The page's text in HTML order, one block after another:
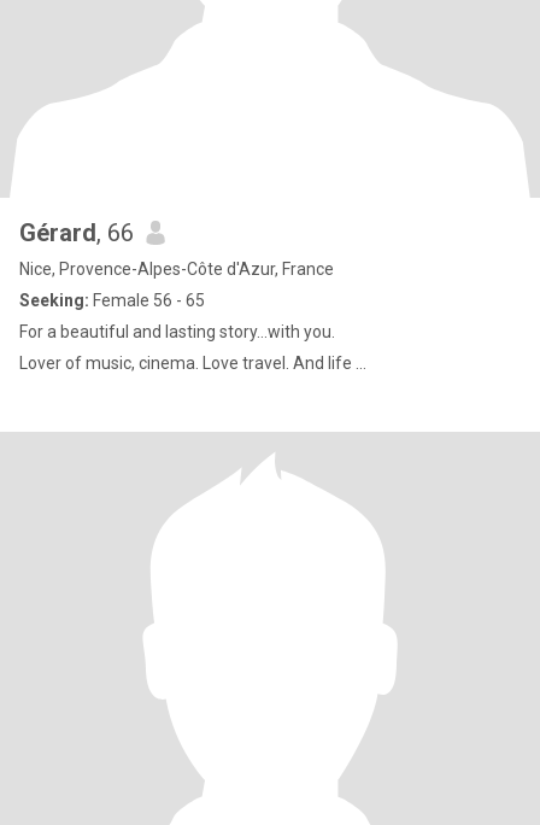
Gérard, 66
Nice, Provence-Alpes-Côte d'Azur, France
Seeking: Female 56 - 65
For a beautiful and lasting story…with you.
Lover of music, cinema. Love travel. And life …